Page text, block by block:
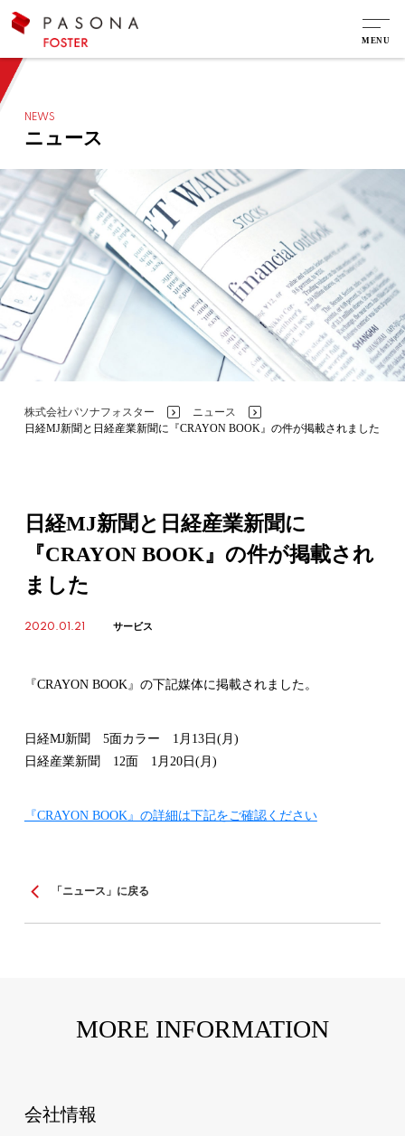
NEWS
ニュース
株式会社パソナフォスター >ニュース
日経MJ新聞と日経産業新聞に『CRAYON BOOK』の件が掲載されました
日経MJ新聞と日経産業新聞に
『CRAYON BOOK』の件が掲載され
ました
2020.01.21 サービス
『CRAYON BOOK』の下記媒体に掲載されました。
日経MJ新聞 5面カラー 1月13日(月)
日経産業新聞 12面 1月20日(月)
『CRAYON BOOK』の詳細は下記をご確認ください
「ニュース」に戻る
MORE INFORMATION
会社情報